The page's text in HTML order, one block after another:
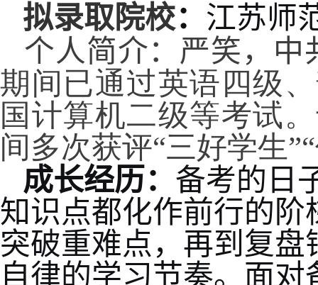
拟录取院校： 江苏师
个人简介： 严笑，中
期间已通过英语四级
国计算机二级等考试
间多次获评“三好学生
成长经历： 备考的日
知识点都化作前行的
突破重难点，再到复
自律的学习节奏。面